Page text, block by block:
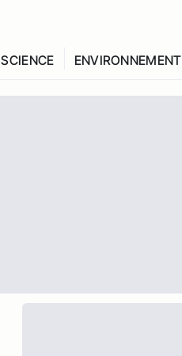
SCIENCE ENVIRONNEMENT